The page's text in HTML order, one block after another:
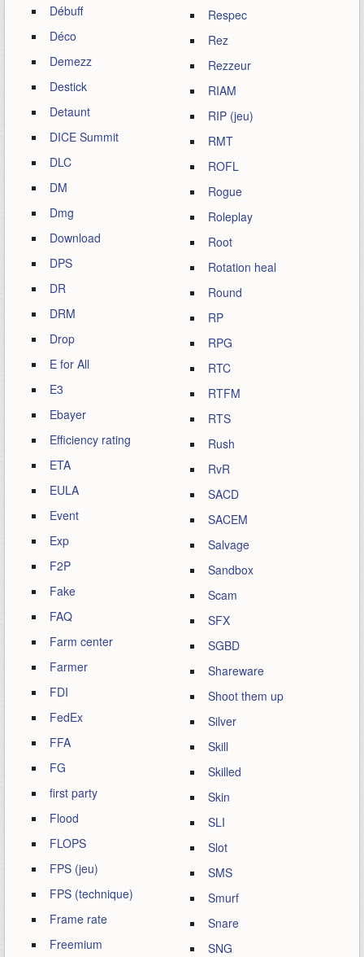
Débuff
Déco
Demezz
Destick
Detaunt
DICE Summit
DLC
DM
Dmg
Download
DPS
DR
DRM
Drop
E for All
E3
Ebayer
Efficiency rating
ETA
EULA
Event
Exp
F2P
Fake
FAQ
Farm center
Farmer
FDI
FedEx
FFA
FG
first party
Flood
FLOPS
FPS (jeu)
FPS (technique)
Frame rate
Freemium
Respec
Rez
Rezzeur
RIAM
RIP (jeu)
RMT
ROFL
Rogue
Roleplay
Root
Rotation heal
Round
RP
RPG
RTC
RTFM
RTS
Rush
RvR
SACD
SACEM
Salvage
Sandbox
Scam
SFX
SGBD
Shareware
Shoot them up
Silver
Skill
Skilled
Skin
SLI
Slot
SMS
Smurf
Snare
SNG